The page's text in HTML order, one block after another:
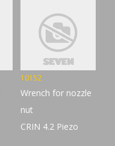
10152
Wrench for nozzle
nut
CRIN 4.2 Piezo